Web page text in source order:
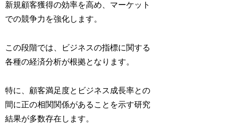
新規顧客獲得の効率を高め、マーケット
での競争力を強化します。
この段階では、ビジネスの指標に関する
各種の経済分析が根拠となります。
特に、顧客満足度とビジネス成長率との
間に正の相関関係があることを示す研究
結果が多数存在します。